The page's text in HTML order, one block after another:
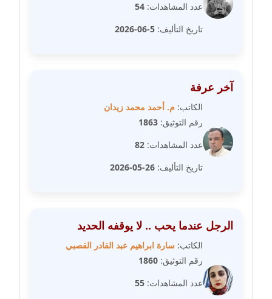
عاملة
مدونة طلبة رضوان
مدونة طه ابوزيد
عاملة
مدونة طه عبد الوهاب
مدونة عاصم عرابي
مدونة عبد الحميد ابراهيم
عاملة
عدد المشاهدات: 54
تاريخ التأليف: 5-06-2026
آخر عرفة
الكاتب: م. أحمد محمد زيدان
رقم التوثيق: 1863
عدد المشاهدات: 82
تاريخ التأليف: 26-05-2026
الرجل عندما يحب .. لا يوقفه الحديد
الكاتب: سارة ابراهيم عبد القادر القصبي
رقم التوثيق: 1860
عدد المشاهدات: 55